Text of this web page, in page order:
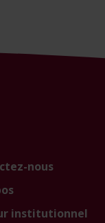
nous
institutionnel